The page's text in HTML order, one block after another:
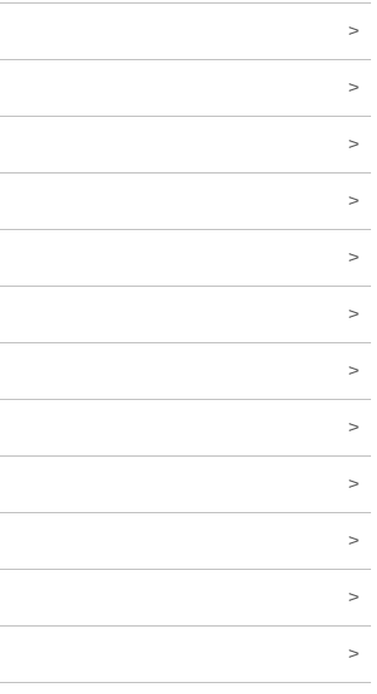
>
>
>
>
>
>
>
>
>
>
>
>